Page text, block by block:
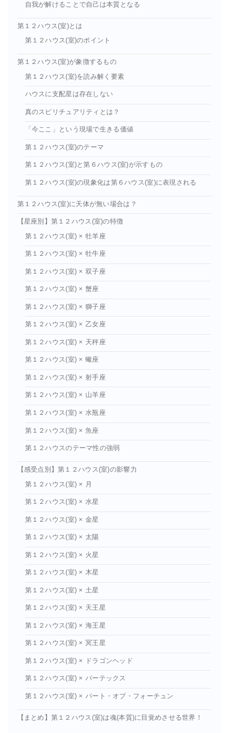
自我が解けることで自己は本質となる
第１２ハウス(室)とは
第１２ハウス(室)のポイント
第１２ハウス(室)が象徴するもの
第１２ハウス(室)を読み解く要素
ハウスに支配星は存在しない
真のスピリチュアリティとは？
「今ここ」という現場で生きる価値
第１２ハウス(室)のテーマ
第１２ハウス(室)と第６ハウス(室)が示すもの
第１２ハウス(室)の現象化は第６ハウス(室)に表現される
第１２ハウス(室)に天体が無い場合は？
【星座別】第１２ハウス(室)の特徴
第１２ハウス(室) × 牡羊座
第１２ハウス(室) × 牡牛座
第１２ハウス(室) × 双子座
第１２ハウス(室) × 蟹座
第１２ハウス(室) × 獅子座
第１２ハウス(室) × 乙女座
第１２ハウス(室) × 天秤座
第１２ハウス(室) × 蠍座
第１２ハウス(室) × 射手座
第１２ハウス(室) × 山羊座
第１２ハウス(室) × 水瓶座
第１２ハウス(室) × 魚座
第１２ハウスのテーマ性の強弱
【感受点別】第１２ハウス(室)の影響力
第１２ハウス(室) × 月
第１２ハウス(室) × 水星
第１２ハウス(室) × 金星
第１２ハウス(室) × 太陽
第１２ハウス(室) × 火星
第１２ハウス(室) × 木星
第１２ハウス(室) × 土星
第１２ハウス(室) × 天王星
第１２ハウス(室) × 海王星
第１２ハウス(室) × 冥王星
第１２ハウス(室) × ドラゴンヘッド
第１２ハウス(室) × バーテックス
第１２ハウス(室) × パート・オブ・フォーチュン
【まとめ】第１２ハウス(室)は魂(本質)に目覚めさせる世界！